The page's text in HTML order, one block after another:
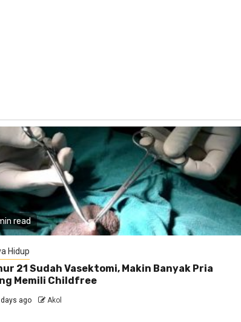
read
Hidup
21 Sudah Vasektomi, Makin Banyak Pria
Memili Childfree
ago Akol